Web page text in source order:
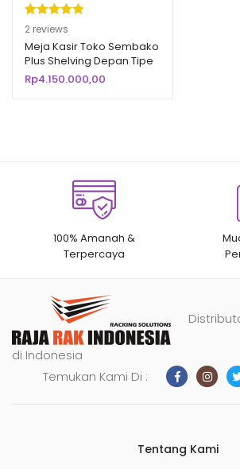
Peringkat
5.00dari 5
berdasarka
n
2
penilaian
2 reviews
Meja Kasir Toko Sembako
Plus Shelving Depan Tipe
MK-08
Rp4.150.000,00
100% Amanah &
Terpercaya
di Indonesia
Temukan Kami Di :
Tentang Kami